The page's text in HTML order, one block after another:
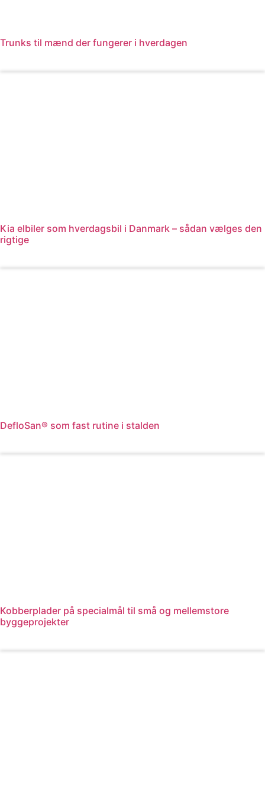
Trunks til mænd der fungerer i hverdagen
Kia elbiler som hverdagsbil i Danmark – sådan vælges den
rigtige
DefloSan® som fast rutine i stalden
Kobberplader på specialmål til små og mellemstore
byggeprojekter